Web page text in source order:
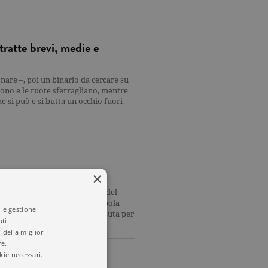
brevi, medie e
–, poi un binario da cercare su
e le ruote sferragliano, mentre
si può e si butta un occhio fuori
Dickinson
in vita in maniera quasi del
in quest'ottica, la parabola
storia letteraria.Nata e vissuta per
×
gestione
della miglior
necessari.